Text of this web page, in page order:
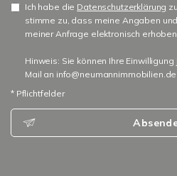
Ich habe die Datenschutzerklärung
stimme zu, dass meine Angaben
meiner Anfrage elektronisch
Hinweis: Sie können Ihre
Mail an
* Pflichtfelder